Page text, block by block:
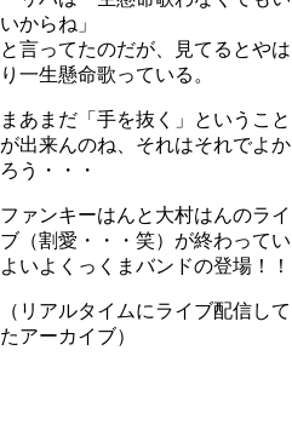
いからね」
と言ってたのだが、見てるとやは
り一生懸命歌っている。
まあまだ「手を抜く」ということ
が出来んのね、それはそれでよか
ろう・・・
ファンキーはんと大村はんのライ
ブ（割愛・・・笑）が終わってい
よいよくっくまバンドの登場！！
（リアルタイムにライブ配信して
たアーカイブ）